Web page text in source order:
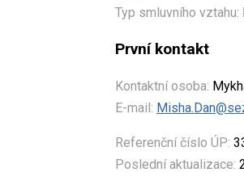
Typ smluvního vztahu:
První kontakt
Kontaktní osoba:
E-mail:
Referenční číslo ÚP:
Poslední aktualizace: